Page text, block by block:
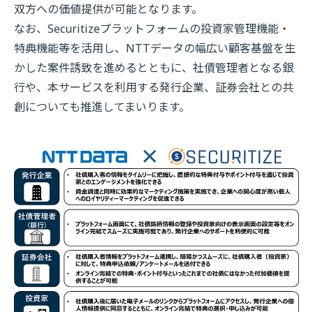
双方への価値提供が可能となります。
なお、Securitizeプラットフォームの投資家管理機能・
特典機能等を活用し、NTTデータの幅広い顧客基盤を生
かした案件誘致を進めるとともに、社債管理者となる銀
行や、本サービスを利用する発行企業、証券会社との共
創についても推進してまいります。